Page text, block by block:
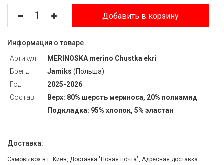
Добавить в корзину
Информация о товаре
Артикул
MERINOSKA merino Chustka ekri
Бренд
Jamiks (Польша)
Год
2025-2026
Состав
Верх: 80% шерсть мериноса, 20% полиамид
Подкладка: 95% хлопок, 5% эластан
Доставка:
Самовывоз в г. Киев, Доставка "Новая почта", Адресная доставка